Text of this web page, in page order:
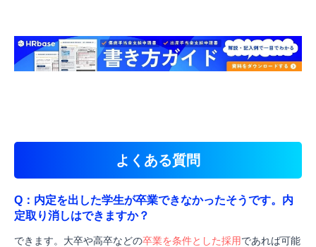
よくある質問
Q：内定を出した学生が卒業できなかったそうです。内
定取り消しはできますか？
できます。大卒や高卒などの卒業を条件とした採用であれば可能